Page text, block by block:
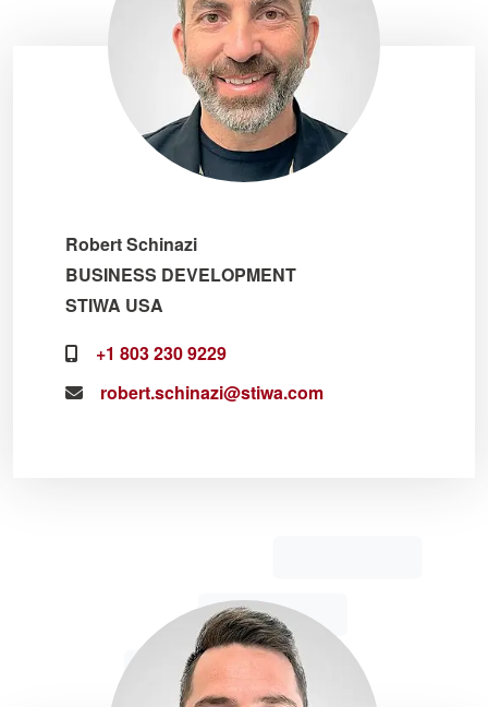
Robert Schinazi
BUSINESS DEVELOPMENT
STIWA USA
+1 803 230 9229
robert.schinazi@stiwa.com